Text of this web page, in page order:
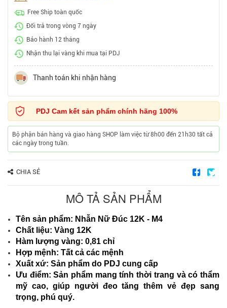
Free Ship toàn quốc
Đổi trả trong vòng 7 ngày
Bảo hành 12 tháng
Nhận thu lại vàng khi mua tại PDJ
Thanh toán khi nhận hàng
PDJ Cam kết sản phẩm chính hãng 100%
Bộ phận bán hàng và giao hàng SHOP làm việc từ 8h00 đến 21h30 tất cả
các ngày trong tuần.
CHIA SẺ
MÔ TẢ SẢN PHẨM
Tên sản phẩm: Nhẫn Nữ Đúc 12K - M4
Chất liệu: Vàng 12K
Hàm lượng vàng: 0,81 chỉ
Hợp mệnh: Tất cả các mệnh
Xuất xứ: Sản phẩm do PDJ cung cấp
Ưu điểm: Sản phẩm mang tính thời trang và có thẩm
mỹ cao, giúp người đeo tăng thêm vẻ đẹp sang
trọng, phú quý.